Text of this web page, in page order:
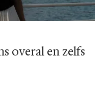
overal en zelfs